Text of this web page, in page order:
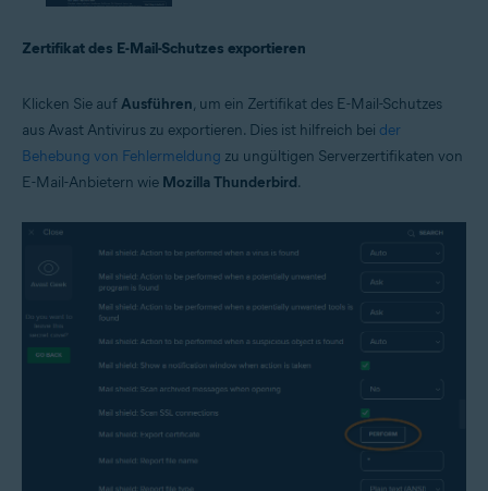
Zertifikat des E-Mail-Schutzes exportieren
Klicken Sie aufAusführen, um ein Zertifikat des E-Mail-Schutzes
aus Avast Antivirus zu exportieren. Dies ist hilfreich bei der
Behebung von Fehlermeldung zu ungültigen Serverzertifikaten von
E-Mail-Anbietern wie Mozilla Thunderbird.